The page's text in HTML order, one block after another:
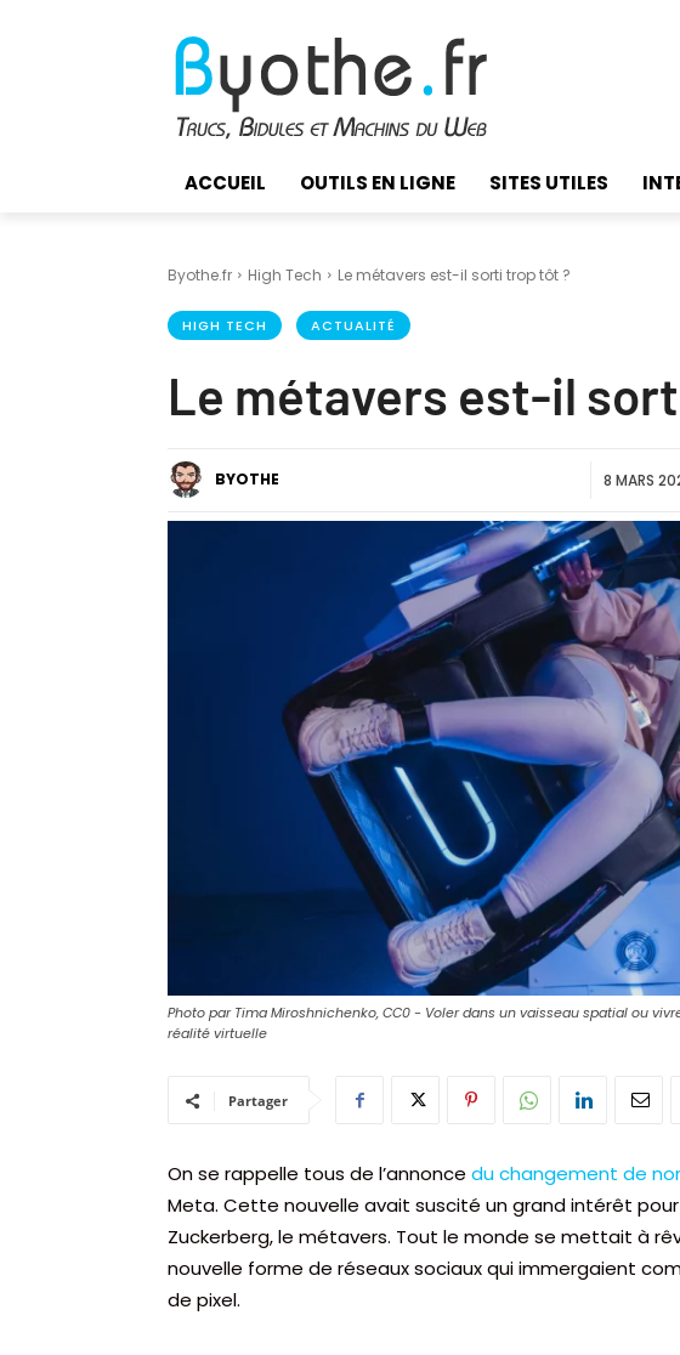
ACCUEIL OUTILS EN LIGNE SITES UTILES
Byothe.fr High Tech Le métavers est-il sorti trop tôt ?
HIGH TECH ACTUALITÉ
Le métavers est-il
BYOTHE 8 MARS
Photo par Tima Miroshnichenko, CC0 - Voler dans un vaisseau spatial ou
réalité virtuelle
Partager
On se rappelle tous de l’annonce du changement de
Meta. Cette nouvelle avait suscité un grand intérêt
Zuckerberg, le métavers. Tout le monde se mettait à
nouvelle forme de réseaux sociaux qui immergaient
de pixel.